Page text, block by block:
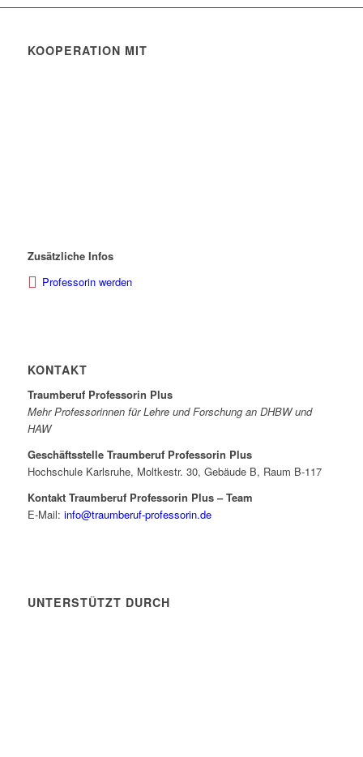
KOOPERATION MIT
Zusätzliche Infos
Professorin werden
KONTAKT
Traumberuf Professorin Plus
Mehr Professorinnen für Lehre und Forschung an DHBW und
HAW
Geschäftsstelle Traumberuf Professorin Plus
Hochschule Karlsruhe, Moltkestr. 30, Gebäude B, Raum B-117
Kontakt Traumberuf Professorin Plus – Team
E-Mail: info@traumberuf-professorin.de
UNTERSTÜTZT DURCH